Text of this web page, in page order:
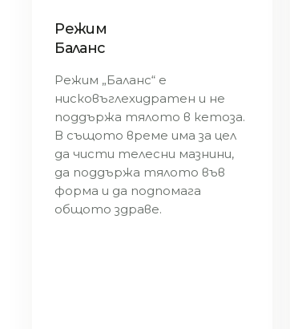
Режим
Баланс
Режим „Баланс“ е
нисковъглехидратен и не
поддържа тялото в кетоза.
В същото време има за цел
да чисти телесни мазнини,
да поддържа тялото във
форма и да подпомага
общото здраве.